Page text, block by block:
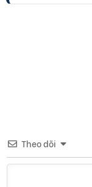
Theo dõi